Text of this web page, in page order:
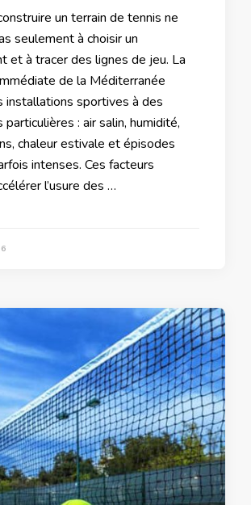
un terrain de tennis ne
seulement à choisir un
et à tracer des lignes de jeu. La
de la Méditerranée
installations sportives à des
particulières : air salin, humidité,
chaleur estivale et épisodes
intenses. Ces facteurs
l’usure des …